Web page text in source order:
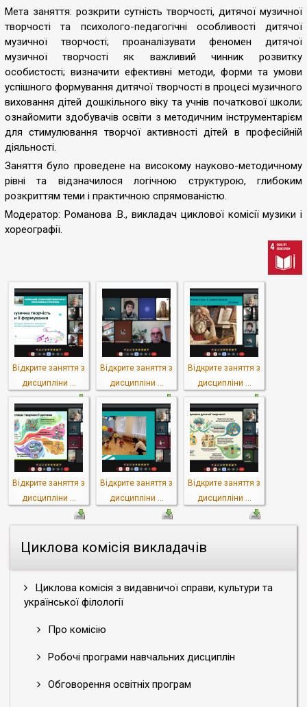
Циклова комісія викладачів
Циклова комісія з видавничої справи, культури та
української філології
Про комісію
Робочі програми навчальних дисциплін
Обговорення освітніх програм
Мета заняття: розкрити сутність творчості, дитячої музичної
творчості та психолого-педагогічні особливості дитячої
музичної творчості; проаналізувати феномен дитячої
музичної творчості як важливий чинник розвитку
особистості; визначити ефективні методи, форми та умови
успішного формування дитячої творчості в процесі музичного
виховання дітей дошкільного віку та учнів початкової школи;
ознайомити здобувачів освіти з методичним інструментарієм
для стимулювання творчої активності дітей в професійній
діяльності.
Заняття було проведене на високому науково-методичному
рівні та відзначилося логічною структурою, глибоким
розкриттям теми і практичною спрямованістю.
Модератор: Романова .В., викладач циклової комісії музики і
хореографії.
Відкрите заняття з
дисципліни ...
Відкрите заняття з
дисципліни ...
Відкрите заняття з
дисципліни ...
Відкрите заняття з
дисципліни ...
Відкрите заняття з
дисципліни ...
Відкрите заняття з
дисципліни ...